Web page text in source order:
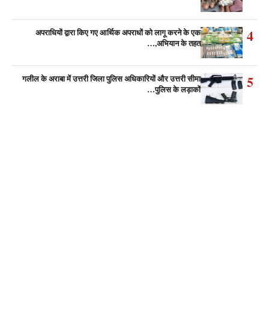
4
अपराधियों द्वारा किए गए आर्थिक अपराधों को लागू करने के एक
अभियान के तहत,…
5
गलील के अराबा में उत्तरी जिला पुलिस अधिकारियों और उत्तरी सीमा
पुलिस के लड़ाकों…